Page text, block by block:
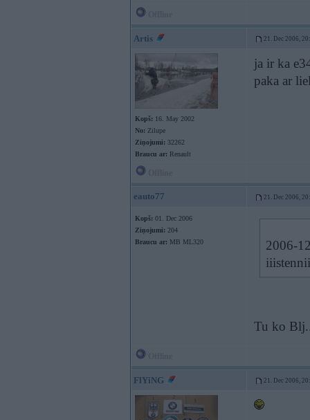
Artis 21. Dec 2006,
Kopš: 16. May 2002
No: Zilupe
Ziņojumi: 32262
Braucu ar: Renault
ja ir ka
paka ar
eauto77 21. Dec 2006,
Kopš: 01. Dec 2006
Ziņojumi: 204
Braucu ar: MB ML320
2006-
Tu ko
FlYiNG 21. Dec 2006,